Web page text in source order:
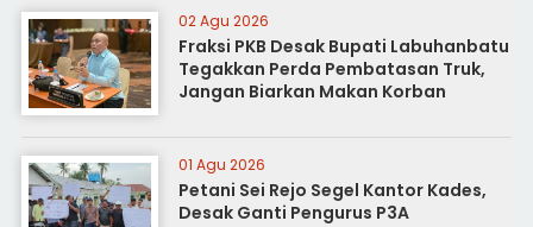
02 Agu 2026
Fraksi PKB Desak Bupati Labuhanbatu
Tegakkan Perda Pembatasan Truk,
Jangan Biarkan Makan Korban
01 Agu 2026
Petani Sei Rejo Segel Kantor Kades,
Desak Ganti Pengurus P3A